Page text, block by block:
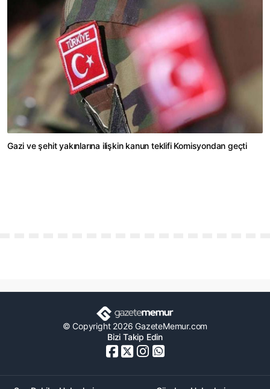
Gazi ve şehit yakınlarına ilişkin kanun teklifi Komisyondan geçti
© Copyright 2026 GazeteMemur.com
Bizi Takip Edin